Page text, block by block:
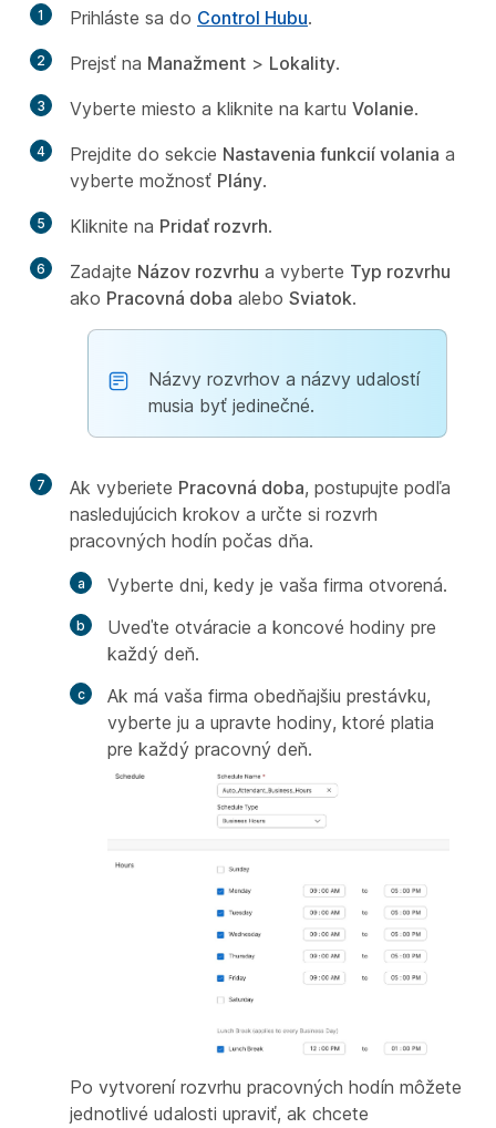
1 Prihláste sa do Control Hubu.
2 Prejsť na Manažment > Lokality.
3 Vyberte miesto a kliknite na kartu Volanie.
4 Prejdite do sekcie Nastavenia funkcií volania a
vyberte možnosť Plány.
5 Kliknite na Pridať rozvrh.
6 Zadajte Názov rozvrhu a vyberte Typ rozvrhu
ako Pracovná doba alebo Sviatok.
Názvy rozvrhov a názvy udalostí
musia byť jedinečné.
7 Ak vyberiete Pracovná doba, postupujte podľa
nasledujúcich krokov a určte si rozvrh
pracovných hodín počas dňa.
Vyberte dni, kedy je vaša firma otvorená.
Uveďte otváracie a koncové hodiny pre
každý deň.
Ak má vaša firma obedňajšiu prestávku,
vyberte ju a upravte hodiny, ktoré platia
pre každý pracovný deň.
Po vytvorení rozvrhu pracovných hodín môžete
jednotlivé udalosti upraviť, ak chcete